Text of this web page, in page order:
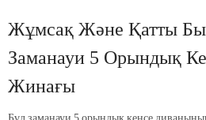
Жұмсақ Және Қатты
Заманауи 5 Орындық
Жинағы